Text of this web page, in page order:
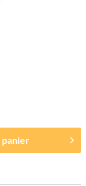
panier